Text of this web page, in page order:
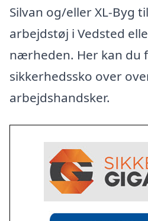
Silvan og/eller XL-Byg
arbejdstøj i Vedsted
nærheden. Her kan du
sikkerhedssko over
arbejdshandsker.